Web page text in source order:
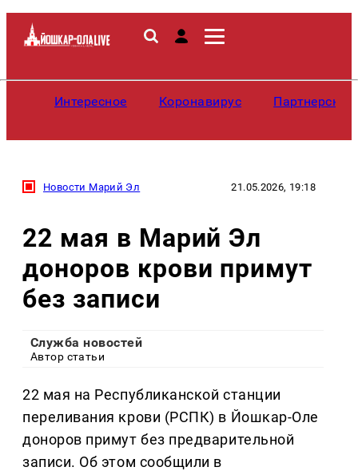
Интересное Коронавирус
Новости Марий Эл 21.05.2026, 19:18
22 мая в Марий Эл
доноров крови примут
без записи
Служба новостей
Автор статьи
22 мая на Республиканской станции
переливания крови (РСПК) в Йошкар-Оле
доноров примут без предварительной
записи. Об этом сообщили в